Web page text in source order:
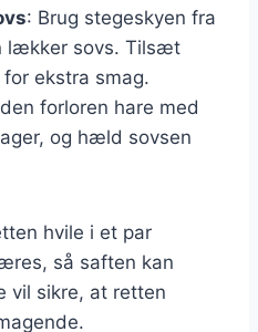
: Brug stegeskyen fra
lækker sovs. Tilsæt
ekstra smag.
forloren hare med
og hæld sovsen
hvile i et par
så saften kan
vil sikre, at retten